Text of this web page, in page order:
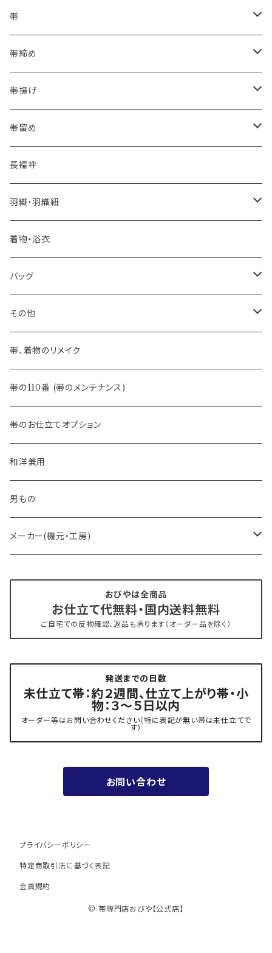
浴衣にも！夏の帯揚げ
海のいろ ～sea-green～
格ある夏の名古屋帯（都の絽綴れ）
おとなの浴衣(有松 鳴海絞り)
自宅で洗える！本麻長襦袢
憧れの高級カジュアル帯
河合美術織物 訪問着に合わせる袋帯
訪問着に合わせるフォーマル帯
３万円台♪高見え袋帯・名古屋帯
帯
- 博多帯
夏・単衣用(夏帯)
- 西陣織
夏・単衣用(夏帯)
- 紬帯・自然布
- 琉球帯
- 染め帯
- 袋帯・洒落袋帯
- 名古屋帯
八寸名古屋帯 (松葉仕立て)
- オールシーズン帯
- 夏帯
- 半幅帯
- 大人兵児帯
- おびやオリジナル・別注
- オーダー帯
- 京袋帯・開き仕立て
- 新古帯、中古・リサイクル帯 (メンテナンス済み)
夏用
- 振袖の帯・ママ振り・振袖用袋帯
帯締め
- おびやオリジナル
- 細平唐組 (7mmスリム帯締め)
- 田中節子
帯揚げ
- おびやオリジナル
- 京都 三浦清商店
- 大津工房 荒尾ちどり
帯留め
-おびやオリジナル
長襦袢
羽織・羽織紐
-おびやオリジナル
着物・浴衣
バッグ
-おびやオリジナル
その他
-おびやオリジナル
-フィカレ
帯、着物のリメイク
帯の110番 (帯のメンテナンス)
帯のお仕立てオプション
和洋兼用
男もの
メーカー(機元・工房)
博多織 西村織物
『marumasa.fab』丸正織物
おびやは全商品
お仕立て代無料・国内送料無料
ご自宅での反物確認、返品も承ります（オーダー品を除く）
発送までの日数
未仕立て帯：約２週間、仕立て上がり帯・小
物：３～５日以内
オーダー等はお問い合わせください（特に表記が無い帯は未仕立てで
す）
お問い合わせ
プライバシーポリシー
特定商取引法に基づく表記
会員規約
© 帯専門店おびや【公式店】